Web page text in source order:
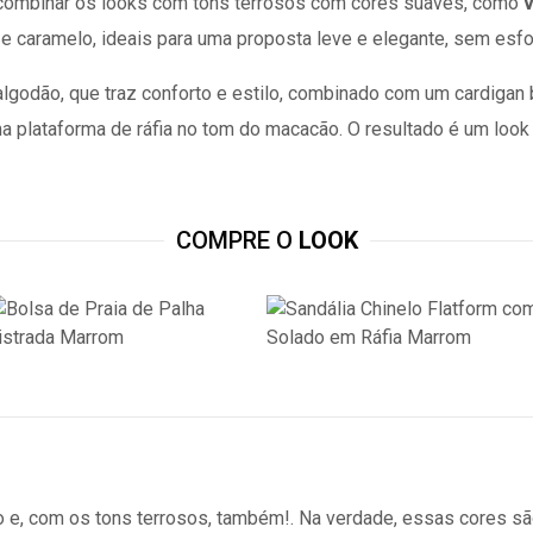
ideais para uma proposta leve e elegante, sem
que traz conforto e estilo, combinado com um
plataforma de ráfia no tom do macacão. O resultado é um
COMPRE O LOOK
com os tons terrosos, também!. Na verdade, essas cores